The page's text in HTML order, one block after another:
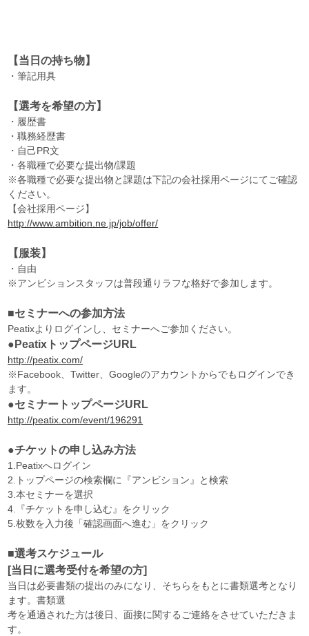
【当日の持ち物】
・筆記用具
【選考を希望の方】
・履歴書
・職務経歴書
・自己PR文
・各職種で必要な提出物/課題
※各職種で必要な提出物と課題は下記の会社採用ページにてご確認
ください。
【会社採用ページ】
http://www.ambition.ne.jp/job/offer/
【服装】
・自由
※アンビションスタッフは普段通りラフな格好で参加します。
■セミナーへの参加方法
Peatixよりログインし、セミナーへご参加ください。
●PeatixトップページURL
http://peatix.com/
※Facebook、Twitter、Googleのアカウントからでもログインでき
ます。
●セミナートップページURL
http://peatix.com/event/196291
●チケットの申し込み方法
1.Peatixへログイン
2.トップページの検索欄に『アンビション』と検索
3.本セミナーを選択
4.『チケットを申し込む』をクリック
5.枚数を入力後「確認画面へ進む」をクリック
■選考スケジュール
[当日に選考受付を希望の方]
当日は必要書類の提出のみになり、そちらをもとに書類選考となり
ます。書類選
考を通過された方は後日、面接に関するご連絡をさせていただきま
す。